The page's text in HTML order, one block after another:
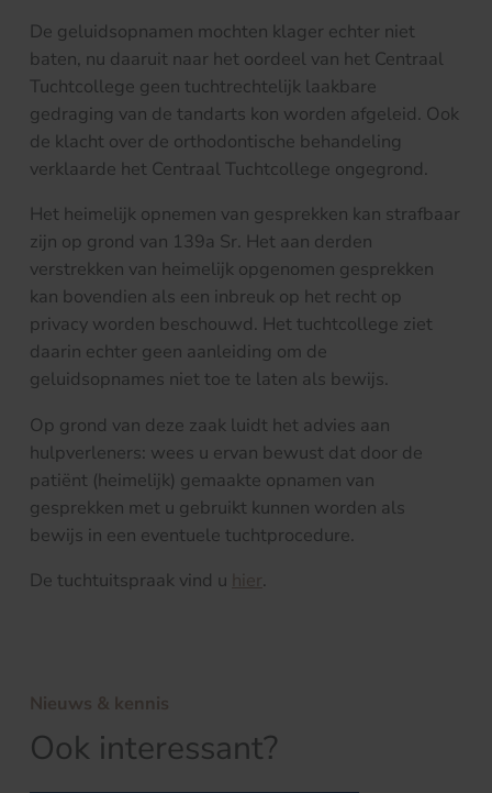
De geluidsopnamen mochten klager echter niet
baten, nu daaruit naar het oordeel van het Centraal
Tuchtcollege geen tuchtrechtelijk laakbare
gedraging van de tandarts kon worden afgeleid. Ook
de klacht over de orthodontische behandeling
verklaarde het Centraal Tuchtcollege ongegrond.
Het heimelijk opnemen van gesprekken kan strafbaar
zijn op grond van 139a Sr. Het aan derden
verstrekken van heimelijk opgenomen gesprekken
kan bovendien als een inbreuk op het recht op
privacy worden beschouwd. Het tuchtcollege ziet
daarin echter geen aanleiding om de
geluidsopnames niet toe te laten als bewijs.
Op grond van deze zaak luidt het advies aan
hulpverleners: wees u ervan bewust dat door de
patiënt (heimelijk) gemaakte opnamen van
gesprekken met u gebruikt kunnen worden als
bewijs in een eventuele tuchtprocedure.
De tuchtuitspraak vind u hier.
Nieuws & kennis
Ook interessant?